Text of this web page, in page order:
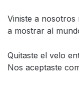
Viniste a
a mostrar al
Quitaste el velo
Nos aceptaste